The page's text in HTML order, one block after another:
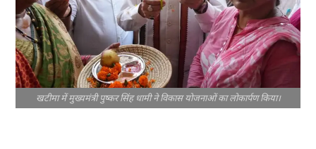
खटीमा में मुख्यमंत्री पुष्कर सिंह धामी ने विकास योजनाओं का लोकार्पण किया।